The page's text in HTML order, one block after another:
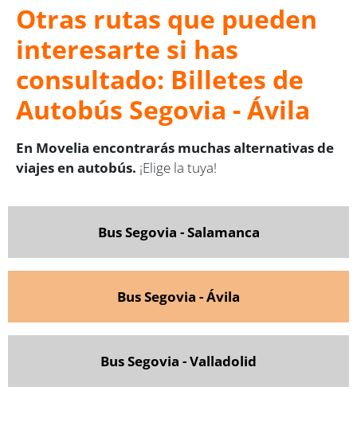
Otras rutas que pueden
interesarte si has
consultado: Billetes de
Autobús Segovia - Ávila
En Movelia encontrarás muchas alternativas de
viajes en autobús. ¡Elige la tuya!
Bus Segovia - Salamanca
Bus Segovia - Ávila
Bus Segovia - Valladolid